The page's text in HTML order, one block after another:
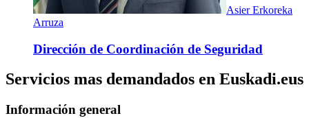
Asier Erkoreka
Arruza
Dirección de Coordinación de Seguridad
Servicios mas demandados en Euskadi.eus
Información general